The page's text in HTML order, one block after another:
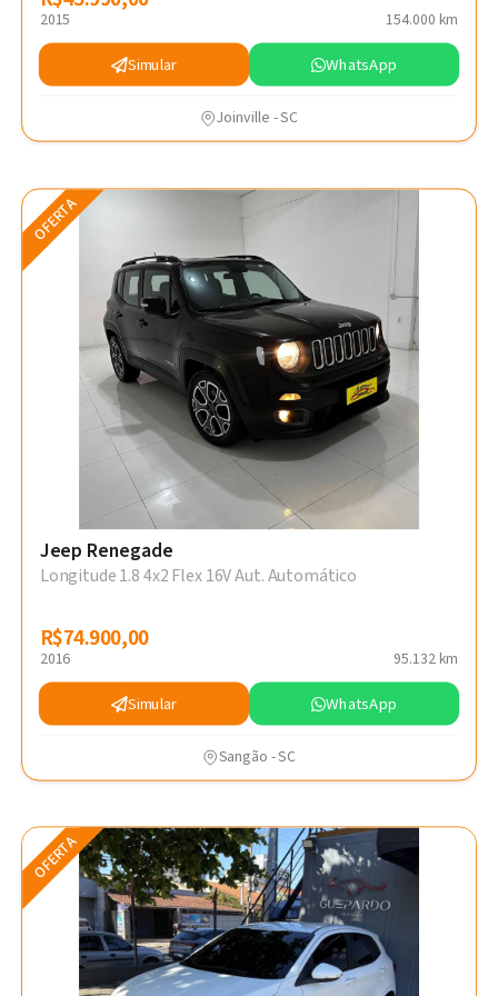
2015 154.000 km
Simular WhatsApp
Joinville - SC
OFERTA
Jeep Renegade
Longitude 1.8 4x2 Flex 16V Aut. Automático
R$74.900,00
R$74.900,00
2016 95.132 km
Simular WhatsApp
Sangão - SC
OFERTA